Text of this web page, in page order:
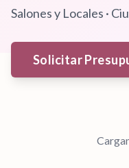
Salones y Locales ·
Solicitar